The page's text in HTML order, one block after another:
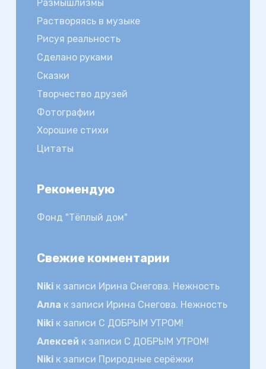
Размышлизмы
Растворяясь в музыке
Рисуя реальность
Сделано руками
Сказки
Творчество друзей
Фотографии
Хорошие стихи
Цитаты
Рекомендую
Фонд "Тёплый дом"
Свежие комментарии
Nikiк записи Ирина Снегова. Нежность
Алла к записи Ирина Снегова. Нежность
Nikiк записи С ДОБРЫМ УТРОМ!
Алексей к записи С ДОБРЫМ УТРОМ!
Nikiк записи Природные серёжки